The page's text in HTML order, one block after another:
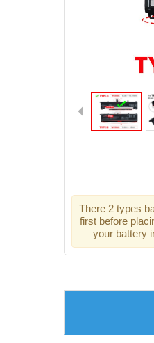
There 2 types
first before
your battery